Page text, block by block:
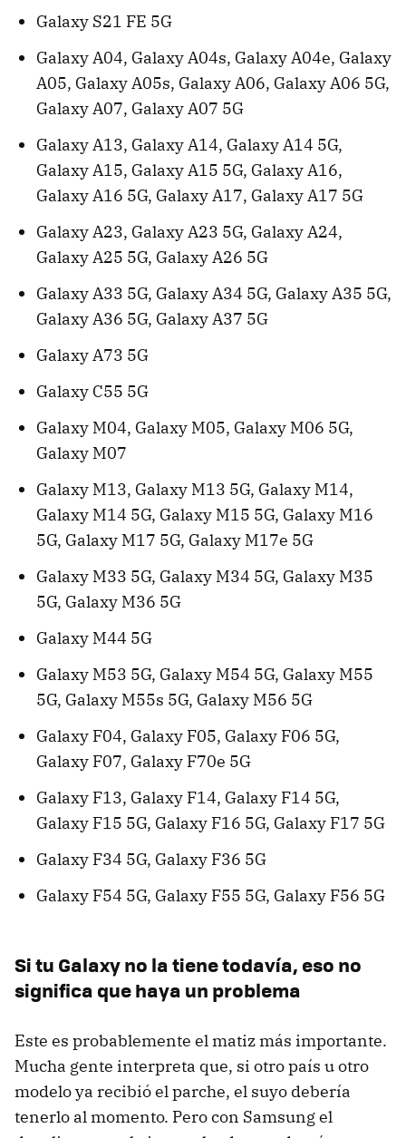
Galaxy S21 FE 5G
Galaxy A04, Galaxy A04s, Galaxy A04e, Galaxy
A05, Galaxy A05s, Galaxy A06, Galaxy A06 5G,
Galaxy A07, Galaxy A07 5G
Galaxy A13, Galaxy A14, Galaxy A14 5G,
Galaxy A15, Galaxy A15 5G, Galaxy A16,
Galaxy A16 5G, Galaxy A17, Galaxy A17 5G
Galaxy A23, Galaxy A23 5G, Galaxy A24,
Galaxy A25 5G, Galaxy A26 5G
Galaxy A33 5G, Galaxy A34 5G, Galaxy A35 5G,
Galaxy A36 5G, Galaxy A37 5G
Galaxy A73 5G
Galaxy C55 5G
Galaxy M04, Galaxy M05, Galaxy M06 5G,
Galaxy M07
Galaxy M13, Galaxy M13 5G, Galaxy M14,
Galaxy M14 5G, Galaxy M15 5G, Galaxy M16
5G, Galaxy M17 5G, Galaxy M17e 5G
Galaxy M33 5G, Galaxy M34 5G, Galaxy M35
5G, Galaxy M36 5G
Galaxy M44 5G
Galaxy M53 5G, Galaxy M54 5G, Galaxy M55
5G, Galaxy M55s 5G, Galaxy M56 5G
Galaxy F04, Galaxy F05, Galaxy F06 5G,
Galaxy F07, Galaxy F70e 5G
Galaxy F13, Galaxy F14, Galaxy F14 5G,
Galaxy F15 5G, Galaxy F16 5G, Galaxy F17 5G
Galaxy F34 5G, Galaxy F36 5G
Galaxy F54 5G, Galaxy F55 5G, Galaxy F56 5G
Si tu Galaxy no la tiene todavía, eso no
significa que haya un problema
Este es probablemente el matiz más importante.
Mucha gente interpreta que, si otro país u otro
modelo ya recibió el parche, el suyo debería
tenerlo al momento. Pero con Samsung el